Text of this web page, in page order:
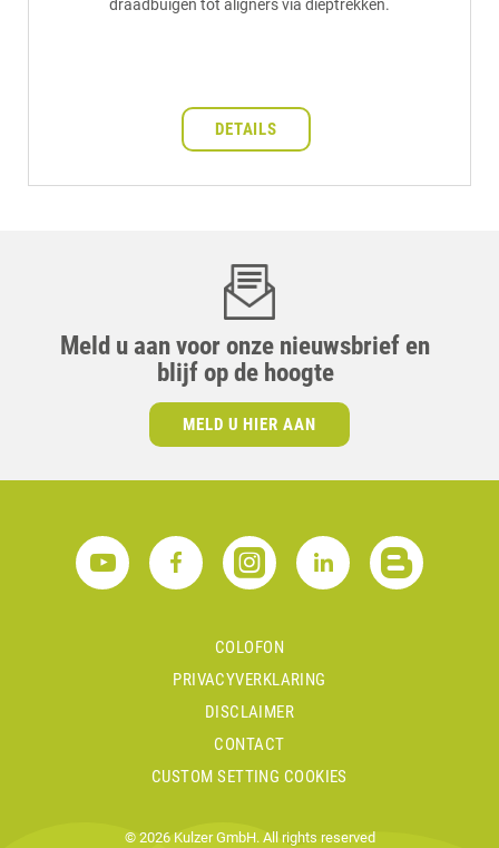
draadbuigen tot aligners via dieptrekken.
DETAILS
Meld u aan voor onze nieuwsbrief en
blijf op de hoogte
MELD U HIER AAN
COLOFON
PRIVACYVERKLARING
DISCLAIMER
CONTACT
CUSTOM SETTING COOKIES
© 2026 Kulzer GmbH. All rights reserved